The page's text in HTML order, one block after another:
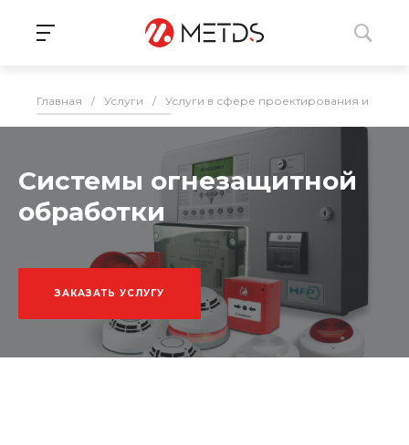
Главная / Услуги / Услуги в сфере проектирования и
Системы огнезащитной
обработки
ЗАКАЗАТЬ УСЛУГУ